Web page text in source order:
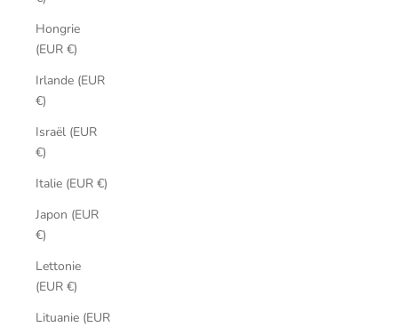
Hongrie
(EUR €)
Irlande (EUR
€)
Israël (EUR
€)
Italie (EUR €)
Japon (EUR
€)
Lettonie
(EUR €)
Lituanie (EUR